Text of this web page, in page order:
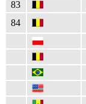
83
84